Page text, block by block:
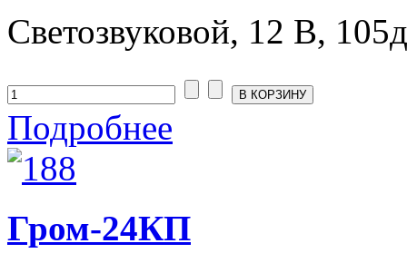
Светозвуковой, 12 В,
Подробнее
Гром-24КП